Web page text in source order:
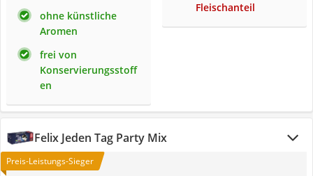
ohne künstliche
Aromen
frei von
Konservierungsstoff
en
Fleischanteil
Felix Jeden Tag Party Mix
Preis-Leistungs-Sieger